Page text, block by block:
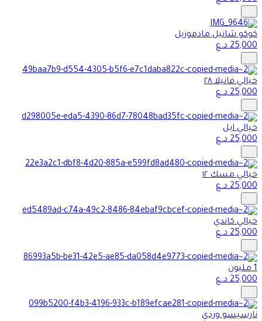
كوكو شانيل مادموزيل
25,000د.ع
خيالي فانيلا ٢٨
25,000د.ع
خيالي ابل
25,000د.ع
خيالي مسك ١٢
25,000د.ع
خيالي كاندي
25,000د.ع
1 مليون
25,000د.ع
نارسيسو وردي